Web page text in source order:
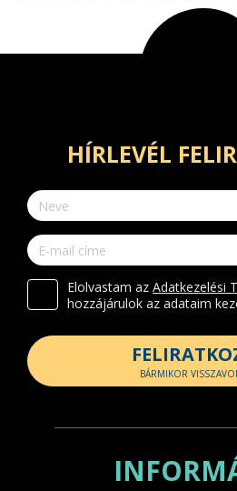
HÍRLEVÉL
Elolvastam az Adatkezelési
hozzájárulok az adataim
BÁRMIKOR